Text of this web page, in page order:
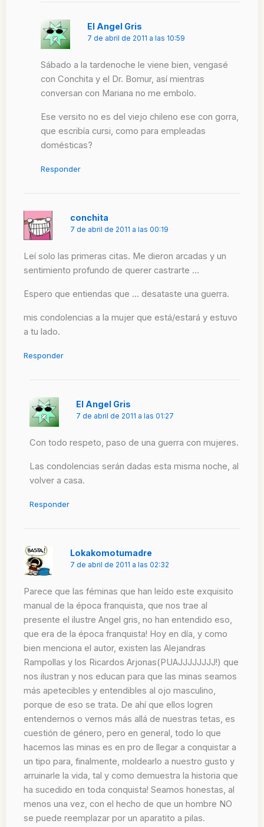
El Angel Gris
7 de abril de 2011 a las 10:59
Sábado a la tardenoche le viene bien, vengasé
con Conchita y el Dr. Bomur, así mientras
conversan con Mariana no me embolo.
Ese versito no es del viejo chileno ese con gorra,
que escribía cursi, como para empleadas
domésticas?
Responder
conchita
7 de abril de 2011 a las 00:19
Leí solo las primeras citas. Me dieron arcadas y un
sentimiento profundo de querer castrarte …
Espero que entiendas que … desataste una guerra.
mis condolencias a la mujer que está/estará y estuvo
a tu lado.
Responder
El Angel Gris
7 de abril de 2011 a las 01:27
Con todo respeto, paso de una guerra con mujeres.
Las condolencias serán dadas esta misma noche, al
volver a casa.
Responder
Lokakomotumadre
7 de abril de 2011 a las 02:32
Parece que las féminas que han leído este exquisito
manual de la época franquista, que nos trae al
presente el ilustre Angel gris, no han entendido eso,
que era de la época franquista! Hoy en día, y como
bien menciona el autor, existen las Alejandras
Rampollas y los Ricardos Arjonas(PUAJJJJJJJJ!) que
nos ilustran y nos educan para que las minas seamos
más apetecibles y entendibles al ojo masculino,
porque de eso se trata. De ahí que ellos logren
entendernos o vernos más allá de nuestras tetas, es
cuestión de género, pero en general, todo lo que
hacemos las minas es en pro de llegar a conquistar a
un tipo para, finalmente, moldearlo a nuestro gusto y
arruinarle la vida, tal y como demuestra la historia que
ha sucedido en toda conquista! Seamos honestas, al
menos una vez, con el hecho de que un hombre NO
se puede reemplazar por un aparatito a pilas.